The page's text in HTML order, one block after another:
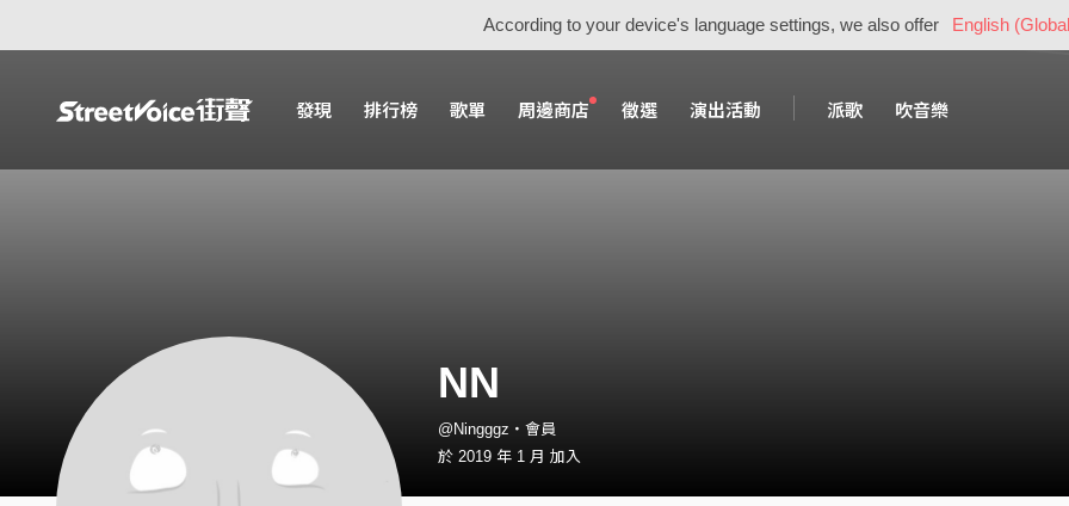
According to your device's language settings, we also offer English
發現 排行榜 歌單 周邊商店 徵選 演出活動 派歌 吹音樂
NN
@Ningggz・會員
於 2019 年 1 月 加入